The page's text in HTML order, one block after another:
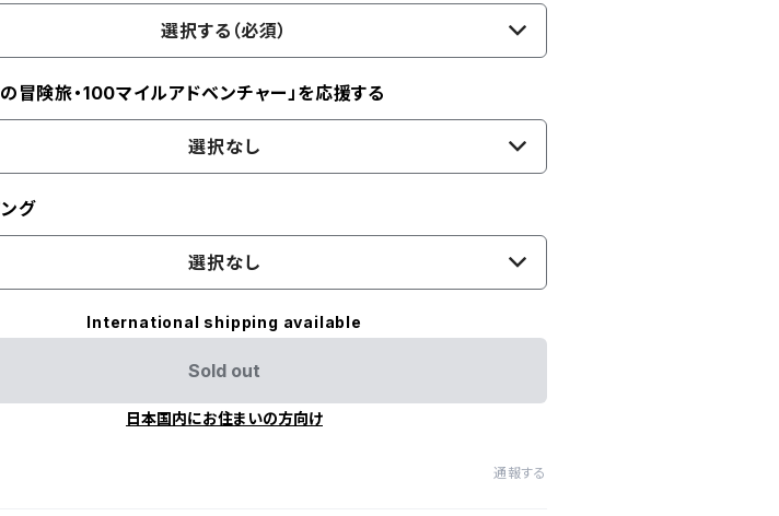
選択する（必須）
冒険旅・100マイルアドベンチャー」を応援する
選択なし
グ
選択なし
International shipping available
Sold out
日本国内にお住まいの方向け
通報する